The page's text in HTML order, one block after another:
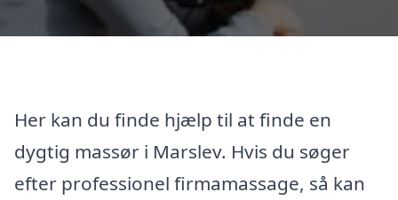
Her kan du finde hjælp til at finde en
dygtig massør i Marslev. Hvis du søger
efter professionel firmamassage, så kan